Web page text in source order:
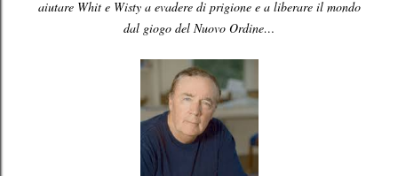
aiutare Whit e Wisty a evadere di prigione e a liberare il mondo
dal giogo del Nuovo Ordine…